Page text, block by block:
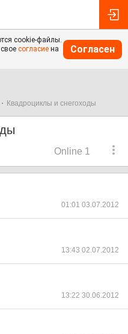
cookie-файлы.
согласие на
Согласен
Квадроциклы и снегоходы
Online 1
01:01 03.07.2012
13:43 02.07.2012
13:22 30.06.2012